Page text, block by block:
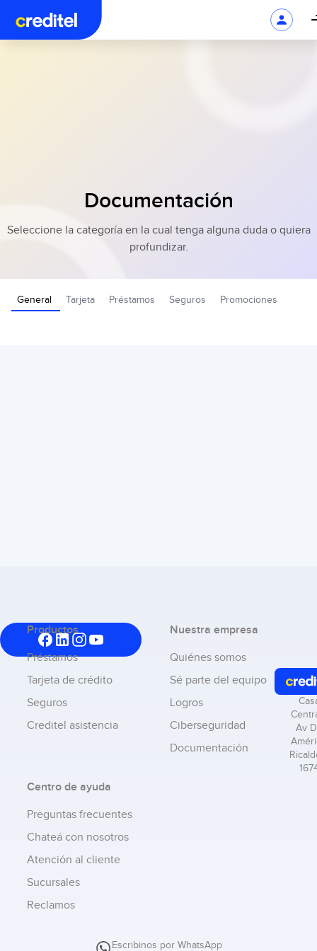
Documentación
Seleccione la categoría en la cual tenga alguna duda o quiera
profundizar.
General Tarjeta Préstamos Seguros Promociones
Productos
Préstamos
Tarjeta de crédito
Seguros
Creditel asistencia
Nuestra empresa
Quiénes somos
Sé parte del equipo
Logros
Ciberseguridad
Documentación
Centro de ayuda
Preguntas frecuentes
Chateá con nosotros
Atención al cliente
Sucursales
Reclamos
Escribinos por WhatsApp
Av